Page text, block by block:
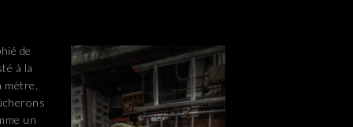
de
à la
mètre,
un